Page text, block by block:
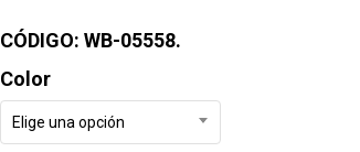
CÓDIGO: WB-05558.
Color
Elige una opción